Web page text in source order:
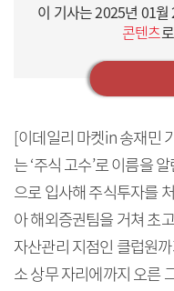
이 기사는2025년 01월
콘텐츠
[이데일리 마켓in 송재민
는 ‘주식 고수’로 이름을
으로 입사해 주식투자를
아 해외증권팀을 거쳐 초
자산관리 지점인 클럽원
소 상무 자리에까지 오른